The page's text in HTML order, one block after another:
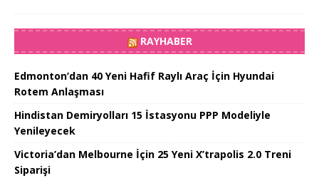
RAYHABER
Edmonton’dan 40 Yeni Hafif Raylı Araç İçin Hyundai
Rotem Anlaşması
Hindistan Demiryolları 15 İstasyonu PPP Modeliyle
Yenileyecek
Victoria’dan Melbourne İçin 25 Yeni X’trapolis 2.0 Treni
Siparişi